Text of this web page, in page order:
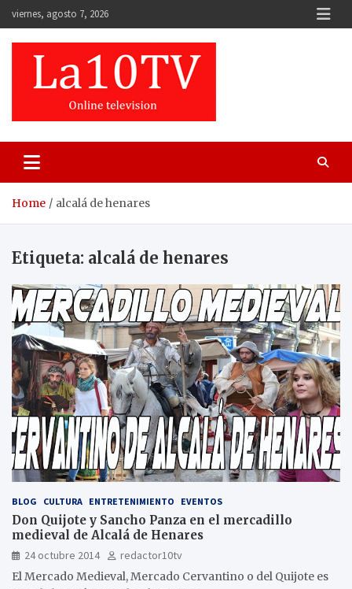
Skip
to
content
viernes, agosto 7, 2026
Home alcalá de henares
Etiqueta: alcalá de henares
BLOG CULTURA ENTRETENIMIENTO EVENTOS
Don Quijote y Sancho Panza en el mercadillo
medieval de Alcalá de Henares
24 octubre 2014
redactor10tv
El Mercado Medieval, Mercado Cervantino o del Quijote es